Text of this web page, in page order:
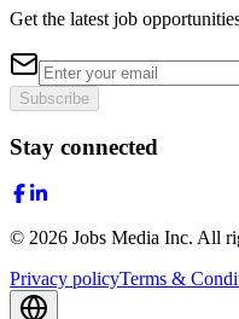
Get the latest job
Subscribe
Stay connected
© 2026 Jobs Media Inc. All
Privacy policyTerms &